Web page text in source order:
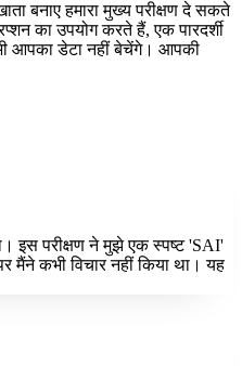
बनाए हमारा मुख्य परीक्षण दे सकते
का उपयोग करते हैं, एक पारदर्शी
आपका डेटा नहीं बेचेंगे। आपकी
इस परीक्षण ने मुझे एक स्पष्ट 'SAI'
मैंने कभी विचार नहीं किया था। यह